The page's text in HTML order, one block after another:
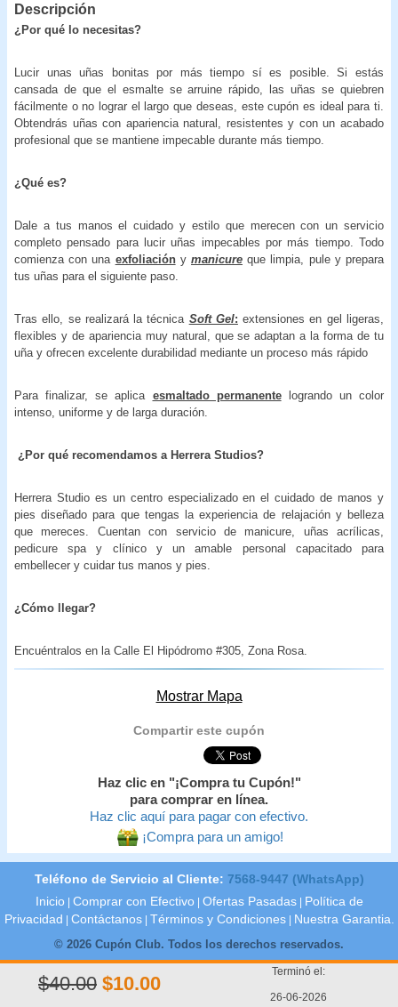
Descripción
¿Por qué lo necesitas?
Lucir unas uñas bonitas por más tiempo sí es posible. Si estás
cansada de que el esmalte se arruine rápido, las uñas se quiebren
fácilmente o no lograr el largo que deseas, este cupón es ideal para ti.
Obtendrás uñas con apariencia natural, resistentes y con un acabado
profesional que se mantiene impecable durante más tiempo.
¿Qué es?
Dale a tus manos el cuidado y estilo que merecen con un servicio
completo pensado para lucir uñas impecables por más tiempo. Todo
comienza con una exfoliaciónymanicure que limpia, pule y prepara
tus uñas para el siguiente paso.
Tras ello, se realizará la técnica Soft Gel: extensiones en gel ligeras,
flexibles y de apariencia muy natural, que se adaptan a la forma de tu
uña y ofrecen excelente durabilidad mediante un proceso más rápido
Para finalizar, se aplica esmaltado permanentelogrando un color
intenso, uniforme y de larga duración.
¿Por qué recomendamos a Herrera Studios?
Herrera Studio es un centro especializado en el cuidado de manos y
pies diseñado para que tengas la experiencia de relajación y belleza
que mereces. Cuentan con servicio de manicure, uñas acrílicas,
pedicure spa y clínico y un amable personal capacitado para
embellecer y cuidar tus manos y pies.
¿Cómo llegar?
Encuéntralos en la Calle El Hipódromo #305, Zona Rosa.
Mostrar Mapa
Compartir este cupón
Haz clic en "¡Compra tu Cupón!"
para comprar en línea.
Haz clic aquí para pagar con efectivo.
¡Compra para un amigo!
$40.00 $10.00
Terminó el:
26-06-2026
Teléfono de Servicio al Cliente: 7568-9447 (WhatsApp)
Inicio Comprar con Efectivo Ofertas Pasadas
Política de
Privacidad
Contáctanos Términos y Condiciones
Nuestra Garantia.
© 2026 Cupón Club. Todos los derechos reservados.